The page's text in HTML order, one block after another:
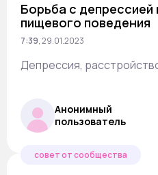
Борьба с
пищевого поведения
7:39,29.01.2023
Депрессия,
Анонимный
пользователь
совет от сообщества